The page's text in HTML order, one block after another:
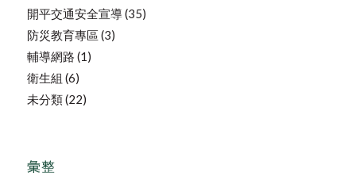
開平交通安全宣導(35)
防災教育專區 (3)
輔導網路 (1)
衛生組 (6)
未分類(22)
彙整